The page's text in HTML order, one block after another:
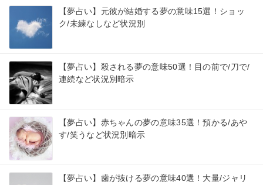
【夢占い】元彼が結婚する夢の意味15選！ショッ
ク/未練なしなど状況別
【夢占い】殺される夢の意味50選！目の前で/刀で/
連続など状況別暗示
【夢占い】赤ちゃんの夢の意味35選！預かる/あや
す/笑うなど状況別暗示
【夢占い】歯が抜ける夢の意味40選！大量/ジャリ